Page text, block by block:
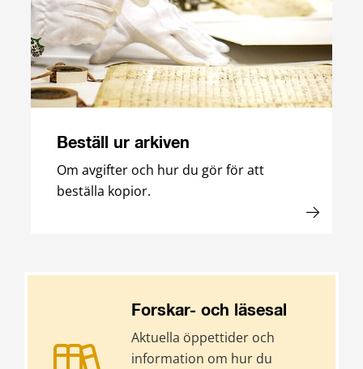
Beställ ur arkiven
Om avgifter och hur du gör för att
beställa kopior.
Forskar- och läsesal
Aktuella öppettider och
information om hur du